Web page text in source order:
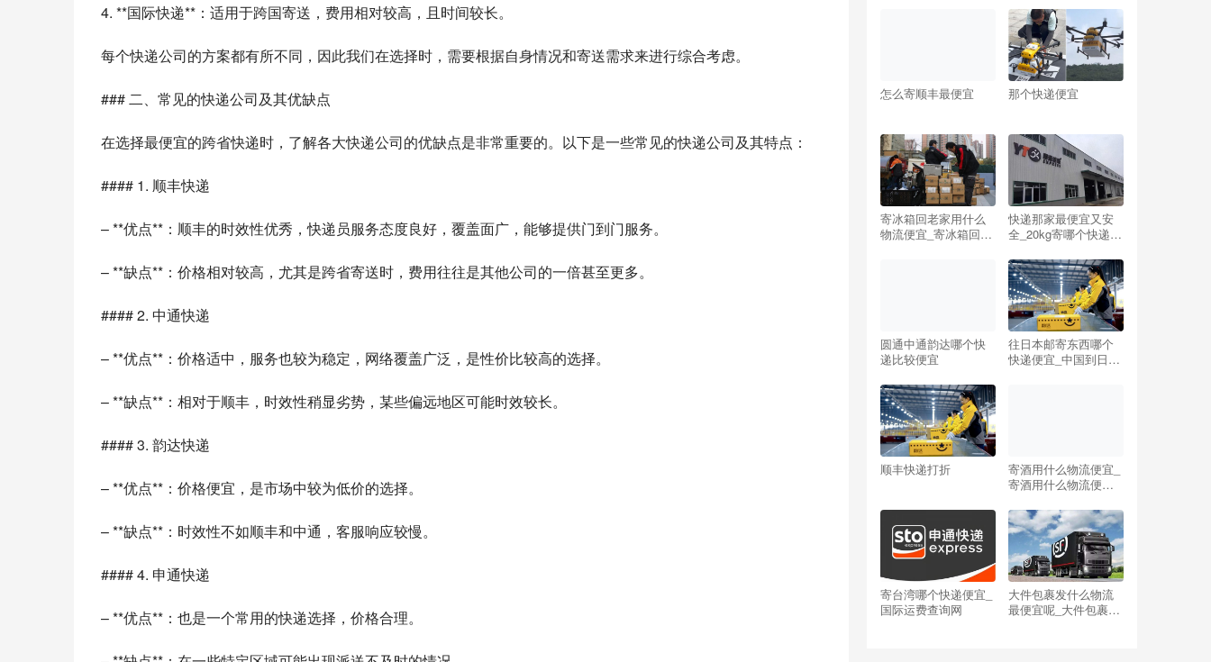
4. **国际快递**：适用于跨国寄送，费用相对较高，且时间较长。
每个快递公司的方案都有所不同，因此我们在选择时，需要根据自身情况和寄送需求来进行综合考虑。
### 二、常见的快递公司及其优缺点
在选择最便宜的跨省快递时，了解各大快递公司的优缺点是非常重要的。以下是一些常见的快递公司及其特点：
#### 1. 顺丰快递
– **优点**：顺丰的时效性优秀，快递员服务态度良好，覆盖面广，能够提供门到门服务。
– **缺点**：价格相对较高，尤其是跨省寄送时，费用往往是其他公司的一倍甚至更多。
#### 2. 中通快递
– **优点**：价格适中，服务也较为稳定，网络覆盖广泛，是性价比较高的选择。
– **缺点**：相对于顺丰，时效性稍显劣势，某些偏远地区可能时效较长。
#### 3. 韵达快递
– **优点**：价格便宜，是市场中较为低价的选择。
– **缺点**：时效性不如顺丰和中通，客服响应较慢。
#### 4. 申通快递
– **优点**：也是一个常用的快递选择，价格合理。
怎么寄顺丰最便宜 那个快递便宜
寄冰箱回老家用什么
物流便宜_寄冰箱回老
快递那家最便宜又安
全_20kg寄哪个快递最
圆通中通韵达哪个快
递比较便宜
往日本邮寄东西哪个
快递便宜_中国到日本
顺丰快递打折
寄酒用什么物流便宜_
寄酒用什么物流便宜
寄台湾哪个快递便宜_
国际运费查询网
大件包裹发什么物流
最便宜呢_大件包裹发